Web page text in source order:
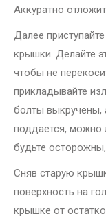
Аккуратно
Далее
крышки. Делайте
чтобы не
прикладывайте
болты выкручены,
поддается, можно
будьте
Сняв старую
поверхность на
крышке от